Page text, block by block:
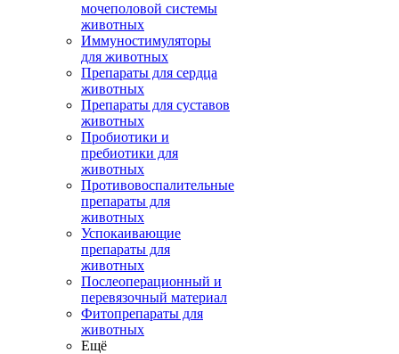
мочеполовой системы
животных
Иммуностимуляторы
для животных
Препараты для сердца
животных
Препараты для суставов
животных
Пробиотики и
пребиотики для
животных
Противовоспалительные
препараты для
животных
Успокаивающие
препараты для
животных
Послеоперационный и
перевязочный материал
Фитопрепараты для
животных
Ещё